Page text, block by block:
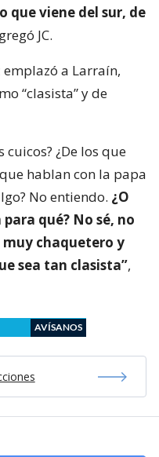
que viene del sur, de
JC.
a Larraín,
“clasista” y de
cuicos? ¿De los que
hablan con la papa
No entiendo. ¿O
qué? No sé, no
muy chaquetero y
sea tan clasista”,
AVÍSANOS